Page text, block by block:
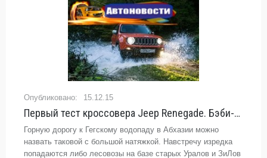
15.12.15
Первый тест кроссовера Jeep Renegade. Бэби-джип - «Автоновости»
Горную дорогу к Гегскому водопаду в Абхазии можно
назвать таковой с большой натяжкой. Навстречу изредка
попадаются либо лесовозы на базе старых Уралов и ЗиЛов